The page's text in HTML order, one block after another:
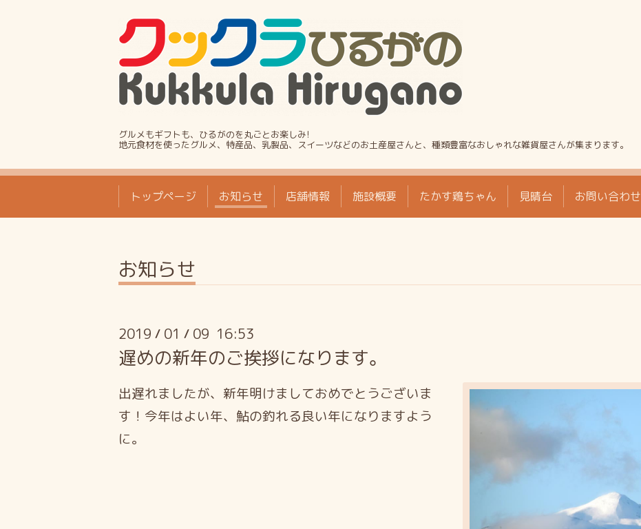
グルメもギフトも、ひるがのを丸ごとお楽しみ!
地元食材を使ったグルメ、特産品、乳製品、スイーツなどのお土産屋さんと、種類豊富なおしゃれな雑貨屋さんが集まります。
トップページ お知らせ 店舗情報 施設概要 たかす鶏ちゃん 見晴台 お問い合わせ
お知らせ
2019 / 01 / 09 16:53
遅めの新年のご挨拶になります。
出遅れましたが、新年明けましておめでとうございま
す！今年はよい年、鮎の釣れる良い年になりますよう
に。